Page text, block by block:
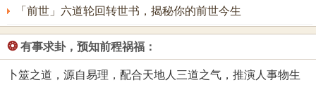
「前世」六道轮回转世书，揭秘你的前世今生
❂ 有事求卦，预知前程祸福：
卜筮之道，源自易理，配合天地人三道之气，推演人事物生